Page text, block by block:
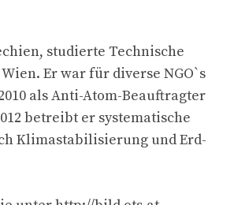
studierte Technische
Er war für diverse NGO`s
als Anti-Atom-Beauftragter
betreibt er systematische
Klimastabilisierung und Erd-